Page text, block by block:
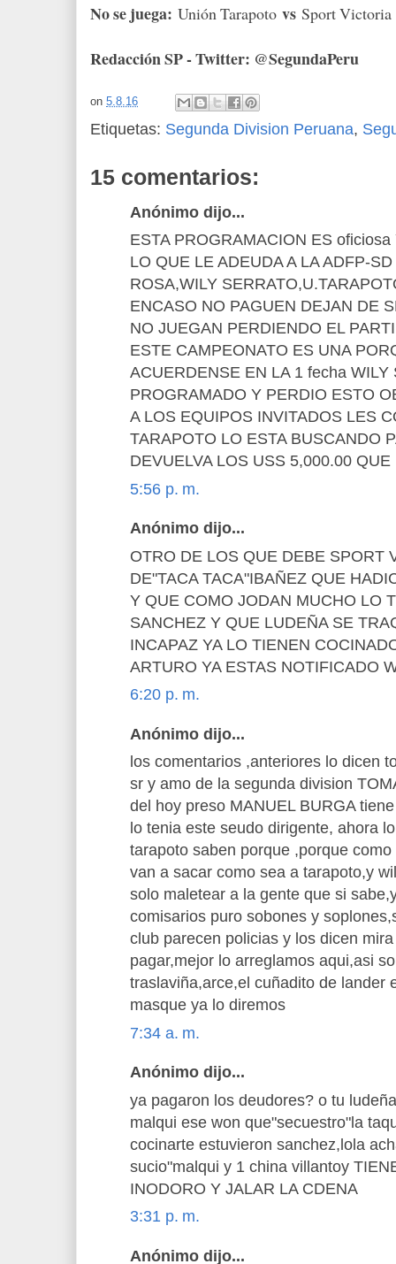
No se juega: Unión Tarapoto vs Sport Victoria
Redacción SP - Twitter: @SegundaPeru
on 5.8.16
Etiquetas: Segunda Division Peruana,
15 comentarios:
Anónimo dijo...
ESTA PROGRAMACION ES
LO QUE LE ADEUDA A LA ADFP-
ROSA,WILY
ENCASO NO PAGUEN DEJAN DE
NO JUEGAN PERDIENDO EL
ESTE CAMPEONATO ES UNA
ACUERDENSE EN LA 1 fecha WILY
PROGRAMADO Y PERDIO ESTO
A LOS EQUIPOS INVITADOS LES
TARAPOTO LO ESTA BUSCANDO
DEVUELVA LOS USS 5,000.00
5:56 p. m.
Anónimo dijo...
OTRO DE LOS QUE DEBE SPORT
DE"TACA TACA"IBAÑEZ QUE
Y QUE COMO JODAN MUCHO LO
SANCHEZ Y QUE LUDEÑA SE
INCAPAZ YA LO TIENEN
ARTURO YA ESTAS NOTIFICADO
6:20 p. m.
Anónimo dijo...
los comentarios ,anteriores lo dicen
sr y amo de la segunda division
del hoy preso MANUEL BURGA
lo tenia este seudo dirigente, ahora
tarapoto saben porque ,porque
van a sacar como sea a tarapoto,y
solo maletear a la gente que si
comisarios puro sobones y
club parecen policias y los dicen
pagar,mejor lo arreglamos aqui,asi
traslaviña,arce,el cuñadito de lander
masque ya lo diremos
7:34 a. m.
Anónimo dijo...
ya pagaron los deudores? o tu
malqui ese won que"secuestro"la
cocinarte estuvieron sanchez,lola
sucio"malqui y 1 china villantoy
INODORO Y JALAR LA CDENA
3:31 p. m.
Anónimo dijo...